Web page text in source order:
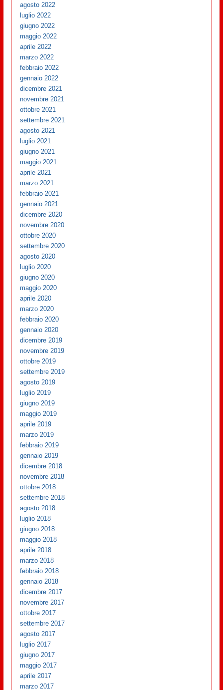
agosto 2022
luglio 2022
giugno 2022
maggio 2022
aprile 2022
marzo 2022
febbraio 2022
gennaio 2022
dicembre 2021
novembre 2021
ottobre 2021
settembre 2021
agosto 2021
luglio 2021
giugno 2021
maggio 2021
aprile 2021
marzo 2021
febbraio 2021
gennaio 2021
dicembre 2020
novembre 2020
ottobre 2020
settembre 2020
agosto 2020
luglio 2020
giugno 2020
maggio 2020
aprile 2020
marzo 2020
febbraio 2020
gennaio 2020
dicembre 2019
novembre 2019
ottobre 2019
settembre 2019
agosto 2019
luglio 2019
giugno 2019
maggio 2019
aprile 2019
marzo 2019
febbraio 2019
gennaio 2019
dicembre 2018
novembre 2018
ottobre 2018
settembre 2018
agosto 2018
luglio 2018
giugno 2018
maggio 2018
aprile 2018
marzo 2018
febbraio 2018
gennaio 2018
dicembre 2017
novembre 2017
ottobre 2017
settembre 2017
agosto 2017
luglio 2017
giugno 2017
maggio 2017
aprile 2017
marzo 2017